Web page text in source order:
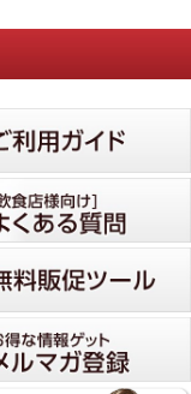
たまに食べた
ています。
用醤油でば
30代
だきまし